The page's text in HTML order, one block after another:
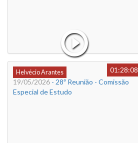
Helvécio Arantes
01:28:08
19/05/2026 - 28ª Reunião - Comissão
Especial de Estudo